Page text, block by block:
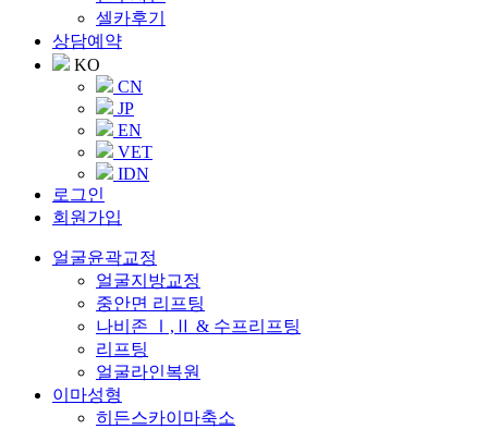
셀카후기
상담예약
KO
CN
JP
EN
VET
IDN
로그인
회원가입
얼굴윤곽교정
얼굴지방교정
중안면 리프팅
나비존 Ⅰ,Ⅱ & 수프리프팅
리프팅
얼굴라인복원
이마성형
히든스카이마축소